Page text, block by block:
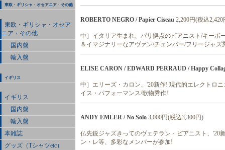
東欧・ギリシャ・オセアニア・その他
東欧・ギリシャ・オセア
ニア・その他
国内盤
輸入盤
イギリス
イギリス
国内盤
輸入盤
本雑誌
グッズ（Tシャツetc）
ROBERTO NEGRO / Papier Ciseau 2,200円(税込2,420
中］イタリア生まれ、パリ拠点のピアニスト/キーボ
＆イマジナリーなアヴァン/チェンバー/フリージャズ
ELISE CARON / EDWARD PERRAUD / Happy
中］エリーズ・カロン、'20新作! 現代的エレクトロ
イス・パフォーマンス/歌物秀作!
ANDY EMLER / No Solo 3,000円(税込3,300円)
仏先鋭ジャズきってのヴェテラン・ピアニスト、'20
ン・レ等、多彩なメンバーが参加!